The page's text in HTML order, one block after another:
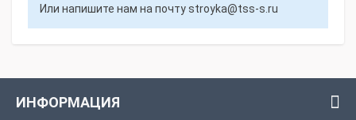
Или напишите нам на почтуstroyka@tss-s.ru
ИНФОРМАЦИЯ